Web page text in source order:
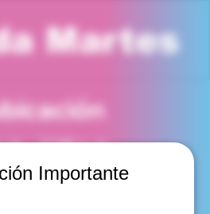
Importante
Martes
m. – 11:00 a. m.
2440, Viña del Mar,